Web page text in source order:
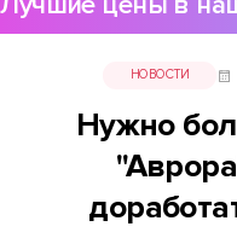
НОВОСТИ
Нужно